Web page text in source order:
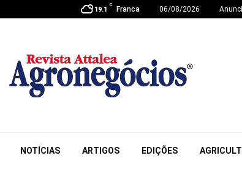
19.1
C
Franca 06/08/2026
NOTÍCIAS ARTIGOS EDIÇÕES